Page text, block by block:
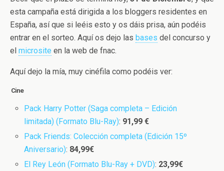
esta campaña está dirigida a los bloggers residentes en
España, así que si leéis esto y os dáis prisa, aún podéis
entrar en el sorteo. Aquí os dejo las bases del concurso y
el microsite en la web de fnac.
Aquí dejo la mía, muy cinéfila como podéis ver:
Cine
Pack Harry Potter (Saga completa – Edición
limitada) (Formato Blu-Ray): 91,99 €
Pack Friends: Colección completa (Edición 15º
Aniversario): 84,99€
El Rey León (Formato Blu-Ray + DVD): 23,99€